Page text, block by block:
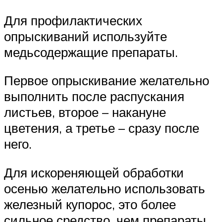
Для профилактических
опрыскиваний используйте
медьсодержащие препараты.
Первое опрыскивание желательно
выполнить после распускания
листьев, второе – накануне
цветения, а третье – сразу после
него.
Для искореняющей обработки
осенью желательно использовать
железный купорос, это более